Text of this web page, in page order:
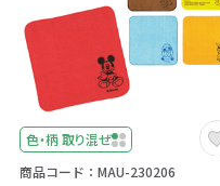
色・柄 取り混ぜ
商品コード：MAU-230206